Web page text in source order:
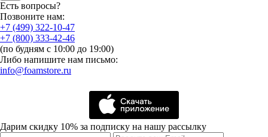
Есть вопросы?
Позвоните нам:
+7 (499) 322-10-47
+7 (800) 333-42-46
(по будням с 10:00 до 19:00)
Либо напишите нам письмо:
info@foamstore.ru
Дарим скидку 10% за подписку на нашу рассылку